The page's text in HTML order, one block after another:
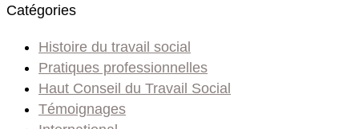
Catégories
Histoire du travail social
Pratiques professionnelles
Haut Conseil du Travail Social
Témoignages